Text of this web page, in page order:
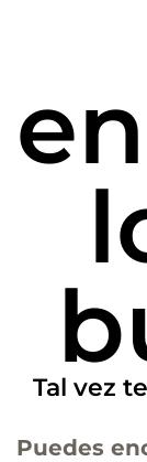
Tal vez
Puedes